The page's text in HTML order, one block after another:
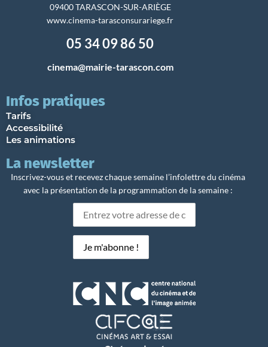
09400 TARASCON-SUR-ARIÈGE
www.cinema-tarasconsurariege.fr
05 34 09 86 50
cinema@mairie-tarascon.com
Infos pratiques
Tarifs
Accessibilité
Les animations
La newsletter
Inscrivez-vous et recevez chaque semaine l’infolettre du cinéma
avec la présentation de la programmation de la semaine :